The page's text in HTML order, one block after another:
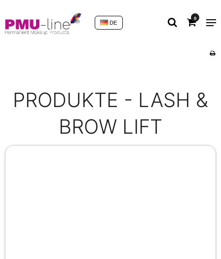
0
DE
PRODUKTE - LASH &
BROW LIFT